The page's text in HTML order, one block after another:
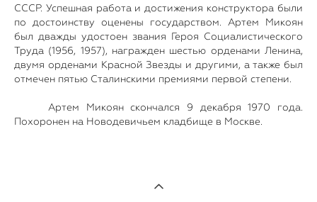
СССР. Успешная работа и достижения конструктора были
по достоинству оценены государством. Артем Микоян
был дважды удостоен звания Героя Социалистического
Труда (1956, 1957), награжден шестью орденами Ленина,
двумя орденами Красной Звезды и другими, а также был
отмечен пятью Сталинскими премиями первой степени.
Артем Микоян скончался 9 декабря 1970 года.
Похоронен на Новодевичьем кладбище в Москве.